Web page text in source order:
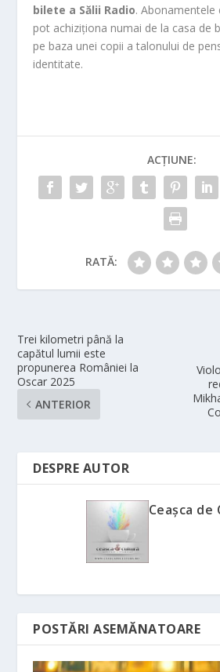
bilete a Sălii Radio. Abonamentele
pot achiziționa numai de la casa de
pe baza unei copii a talonului de
identitate.
ACȚIUNE:
RATĂ:
Trei kilometri până la
capătul lumii este
propunerea României la
Oscar 2025
ANTERIOR
DESPRE AUTOR
Ceașca de
POSTĂRI ASEMĂNATOARE